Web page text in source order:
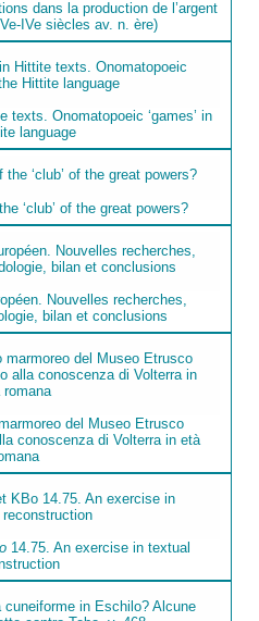
dans la production de l’argent
IVe siècles av. n. ère)
texts. Onomatopoeic ‘games’ in
language
‘club’ of the great powers?
Nouvelles recherches,
bilan et conclusions
del Museo Etrusco
conoscenza di Volterra in età
14.75. An exercise in textual